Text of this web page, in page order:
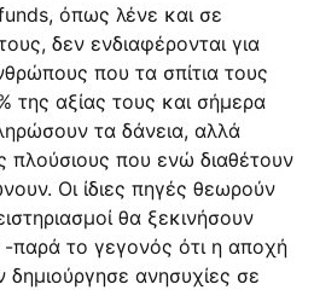
όπως λένε και σε
δεν ενδιαφέρονται για
που τα σπίτια τους
της αξίας τους και σήμερα
τα δάνεια, αλλά
πλούσιους που ενώ διαθέτουν
Οι ίδιες πηγές θεωρούν
θα ξεκινήσουν
παρά το γεγονός ότι η αποχή
ανησυχίες σε